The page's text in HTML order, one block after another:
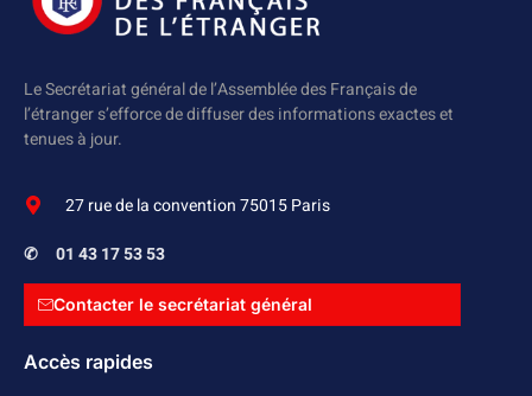
Le Secrétariat général de l’Assemblée des Français de
l’étranger s’efforce de diffuser des informations exactes et
tenues à jour.
27 rue de la convention 75015 Paris
✆ 01 43 17 53 53
Contacter le secrétariat général
Accès rapides